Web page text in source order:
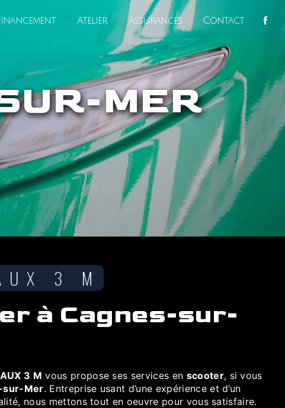
Atelier Assurances Contact
MER
3 M
3 M vous propose ses services en scooter, si vous
sur-Mer. Entreprise usant d’une expérience et d’un
nous mettons tout en oeuvre pour vous satisfaire.